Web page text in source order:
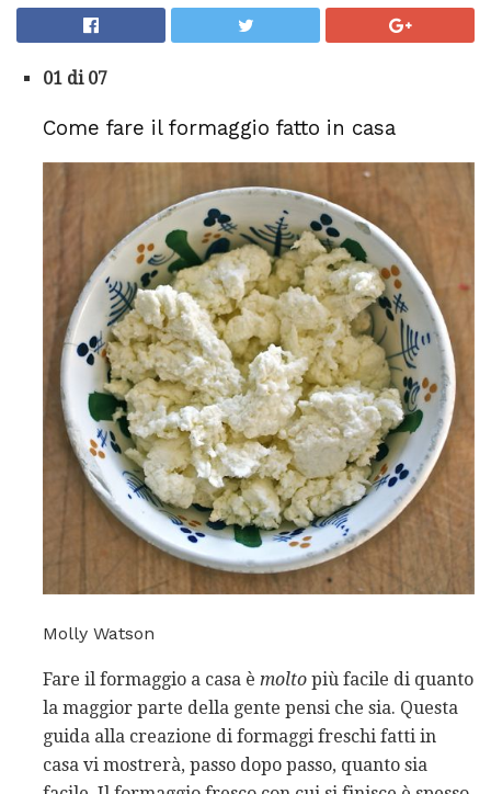
01 di 07
Come fare il formaggio fatto in casa
Molly Watson
Fare il formaggio a casa è molto più facile di quanto
la maggior parte della gente pensi che sia. Questa
guida alla creazione di formaggi freschi fatti in
casa vi mostrerà, passo dopo passo, quanto sia